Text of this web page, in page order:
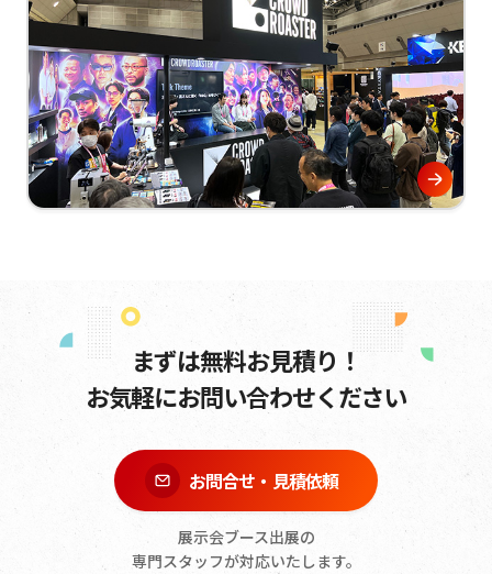
まずは無料お見積り！
お気軽にお問い合わせください
お問合せ・見積依頼
展示会ブース出展の
専門スタッフが対応いたします。